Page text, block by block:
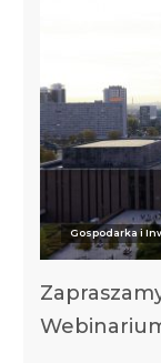
Gospodarka i